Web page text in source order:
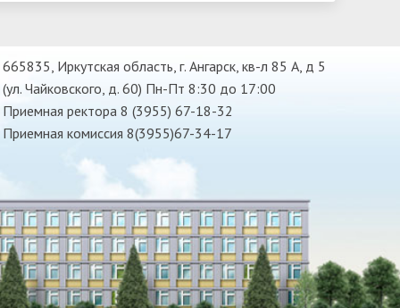
665835, Иркутская область, г. Ангарск, кв-л 85 А, д 5
(ул. Чайковского, д. 60) Пн-Пт 8:30 до 17:00
Приемная ректора 8 (3955) 67-18-32
Приемная комиссия 8(3955)67-34-17